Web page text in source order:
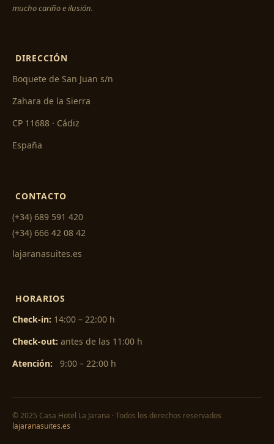
mucho cariño e ilusión.
DIRECCIÓN
Boquete de San Juan s/n
Zahara de la Sierra
CP 11688 · Cádiz
España
CONTACTO
(+34) 689 591 420
(+34) 666 42 08 42
lajaranasuites.es
HORARIOS
Check-in: 14:00 – 22:00 h
Check-out: antes de las 11:00 h
Atención: 9:00 – 22:00 h
© 2025 Casa Hotel La Jarana · Todos los derechos reservados
lajaranasuites.es